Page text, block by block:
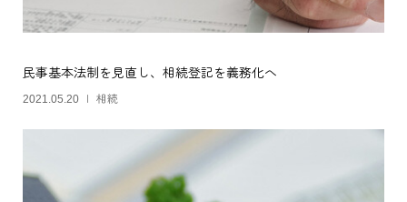
民事基本法制を見直し、相続登記を義務化へ
2021.05.20 相続